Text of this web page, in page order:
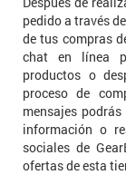
pedido a través
de tus compras
chat en línea
productos o
proceso de
mensajes
información o
sociales de
ofertas de esta